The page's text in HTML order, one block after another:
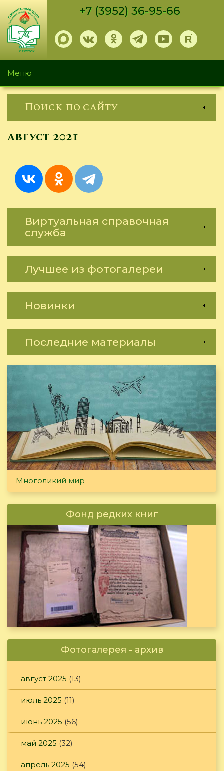
Перейти
основному
содержанию
+7 (3952) 36-95-66
Меню
Поиск по сайту
август 2021
Виртуальная справочная
служба
Лучшее из фотогалереи
Новинки
Последние материалы
Многоликий мир
Фонд редких книг
Фотогалерея - архив
август 2025 (13)
июль 2025 (11)
июнь 2025 (56)
май 2025 (32)
апрель 2025 (54)